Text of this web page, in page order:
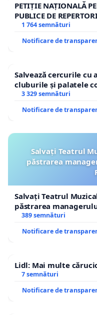
PETIȚIE NAȚIONALĂ
PUBLICE DE
1 764 semnături
Notificare de
Salvează cercurile
cluburile și palatele
3 329 semnături
Notificare de
Salvați Teatrul
păstrarea
Salvați Teatrul
păstrarea
ROGOJAN
389 semnături
Notificare de
Lidl: Mai multe
7 semnături
Notificare de